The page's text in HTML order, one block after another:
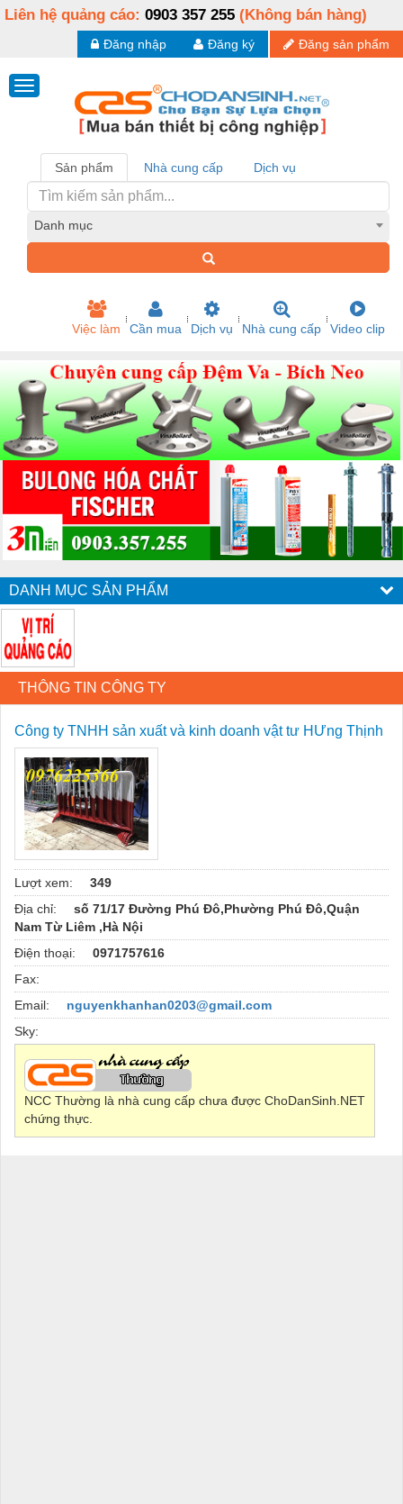
Liên hệ quảng cáo: 0903 357 255 (Không bán hàng)
Đăng sản phẩm
Đăng ký
Đăng nhập
Sản phẩm Nhà cung cấp Dịch vụ
Danh mục
Việc làm Cần mua Dịch vụ Nhà cung cấp Video clip
DANH MỤC SẢN PHẨM
THÔNG TIN CÔNG TY
Công ty TNHH sản xuất và kinh doanh vật tư HƯng Thịnh
Lượt xem:
349
Địa chỉ:
số 71/17 Đường Phú Đô,Phường Phú Đô,Quận
Nam Từ Liêm ,Hà Nội
Điện thoại:
0971757616
Fax:
Email:
nguyenkhanhan0203@gmail.com
Sky:
NCC Thường là nhà cung cấp chưa được ChoDanSinh.NET
chứng thực.